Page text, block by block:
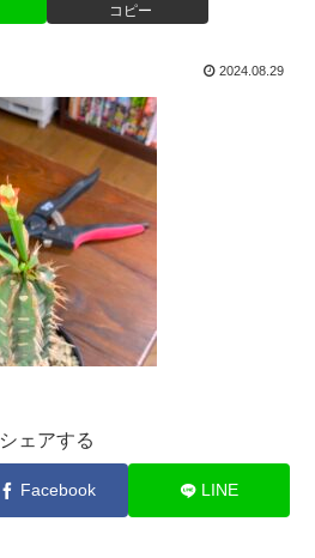
コピー
2024.08.29
シェアする
Facebook LINE